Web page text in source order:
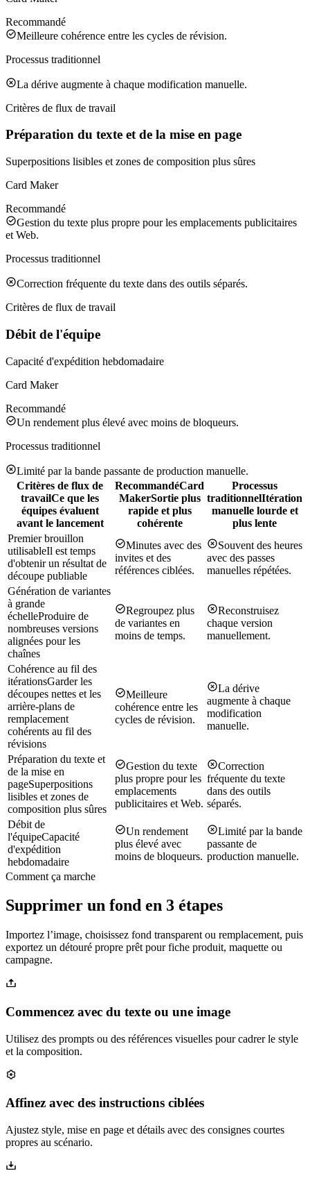
Recommandé
Meilleure cohérence entre les cycles de révision.
Processus traditionnel
La dérive augmente à chaque modification manuelle.
Critères de flux de travail
Préparation du texte et de la mise en page
Superpositions lisibles et zones de composition plus sûres
Card Maker
Recommandé
Gestion du texte plus propre pour les emplacements publicitaires
et Web.
Processus traditionnel
Correction fréquente du texte dans des outils séparés.
Critères de flux de travail
Débit de l'équipe
Capacité d'expédition hebdomadaire
Card Maker
Recommandé
Un rendement plus élevé avec moins de bloqueurs.
Processus traditionnel
Limité par la bande passante de production manuelle.
Critères de flux de
travailCe que les
équipes évaluent
avant le lancement
RecommandéCard
MakerSortie plus
rapide et plus
cohérente
Processus
traditionnelItération
manuelle lourde et
plus lente
Premier brouillon
utilisableIl est temps
d'obtenir un résultat de
découpe publiable
Minutes avec des
invites et des
références ciblées.
Souvent des heures
avec des passes
manuelles répétées.
Génération de variantes
à grande
échelleProduire de
nombreuses versions
alignées pour les
chaînes
Regroupez plus
de variantes en
moins de temps.
Reconstruisez
chaque version
manuellement.
Cohérence au fil des
itérationsGarder les
découpes nettes et les
arrière-plans de
remplacement
cohérents au fil des
révisions
Meilleure
cohérence entre les
cycles de révision.
La dérive
augmente à chaque
modification
manuelle.
Préparation du texte et
de la mise en
pageSuperpositions
lisibles et zones de
composition plus sûres
Gestion du texte
plus propre pour les
emplacements
publicitaires et Web.
Correction
fréquente du texte
dans des outils
séparés.
Débit de
l'équipeCapacité
d'expédition
hebdomadaire
Un rendement
plus élevé avec
moins de bloqueurs.
Limité par la bande
passante de
production manuelle.
Comment ça marche
Supprimer un fond en 3 étapes
Importez l’image, choisissez fond transparent ou remplacement, puis
exportez un détouré propre prêt pour fiche produit, maquette ou
campagne.
Commencez avec du texte ou une image
Utilisez des prompts ou des références visuelles pour cadrer le style
et la composition.
Affinez avec des instructions ciblées
Ajustez style, mise en page et détails avec des consignes courtes
propres au scénario.